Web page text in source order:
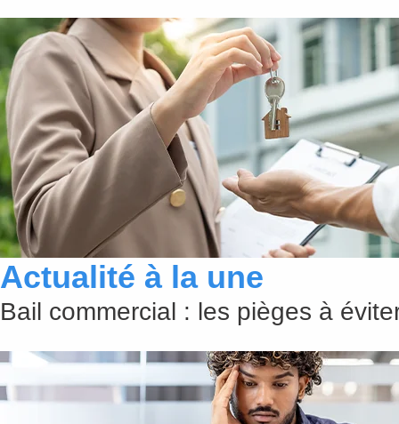
Actualité à la une
Bail commercial : les pièges à